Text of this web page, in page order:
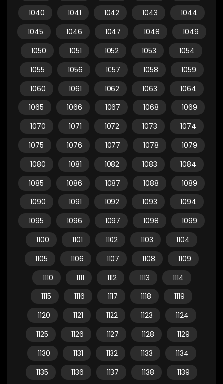
1040
1041 1042 1043
1044
1045
1046 1047 1048
1049
1050
1051 1052 1053
1054
1055
1056 1057 1058
1059
1060
1061 1062 1063
1064
1065
1066 1067 1068
1069
1070
1071 1072 1073
1074
1075
1076 1077 1078
1079
1080
1081 1082 1083
1084
1085
1086 1087 1088
1089
1090
1091 1092 1093
1094
1095
1096 1097 1098
1099
1100
1101 1102 1103
1104
1105
1106 1107 1108
1109
1110
1111 1112 1113
1114
1115
1116 1117 1118
1119
1120
1121 1122 1123
1124
1125
1126 1127 1128
1129
1130
1131 1132 1133
1134
1135
1136 1137 1138
1139